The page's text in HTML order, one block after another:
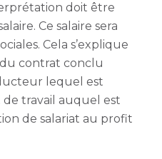
doit être
Ce salaire sera
Cela s’explique
contrat conclu
lequel est
travail auquel est
de salariat au profit